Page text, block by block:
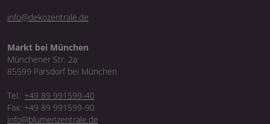
info@dekozentrale.de
Markt bei München
Münchener Str. 2a
85599 Parsdorf bei München
Tel.: +49 89 991599-40
Fax: +49 89 991599-90
info@blumenzentrale.de